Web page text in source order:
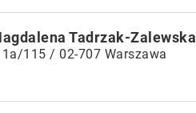
Tadrzak-Zalewska
115 / 02-707 Warszawa